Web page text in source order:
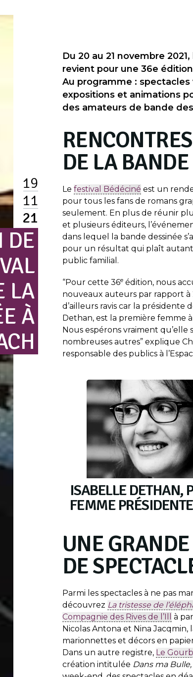
19
11
21
DE
LA
À
Du 20 au 21 novembre
revient pour une 36e édition
Au programme : spectacles
expositions et animations
des amateurs de bande
DE LA
Le festival Bédéciné est un
pour tous les fans de romans
seulement. En plus de réunir
et plusieurs éditeurs,
dans lequel la bande dessinée
pour un résultat qui plaît autant
public familial.
“Pour cette 36eédition, nous
nouveaux auteurs par rapport à
d’ailleurs ravis car la présidente
Dethan, est la première femme
Nous espérons vraiment qu’elle
nombreuses autres” explique
responsable des publics à
ISABELLE DETHAN,
FEMME
UNE
DE
Parmi les spectacles à ne pas
découvrez La tristesse de
Compagnie des Rives de l’Ill
à
Nicolas Antona et Nina
marionnettes et décors en
Dans un autre registre, Le
création intitulée Dans ma Bulle,